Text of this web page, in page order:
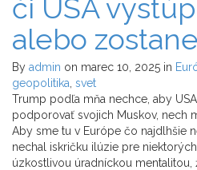
či USA
alebo zostane
By admin on marec 10, 2025 in
geopolitika svet
Trump podľa mňa nechce, aby
podporovať svojich Muskov, nech
Aby sme tu v Európe čo najdlhšie
nechal iskričku ilúzie pre
úzkostlivou úradníckou mentalitou,